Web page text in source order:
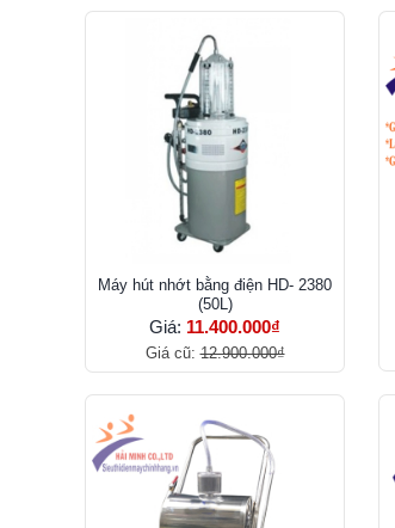
Máy hút nhớt bằng điện HD- 2380
(50L)
Giá: 11.400.000₫
Giá cũ:12.900.000₫